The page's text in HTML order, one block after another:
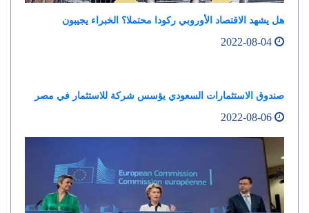
هل يشهد الاقتصاد الأوروبي ركودا محتملا؟ الخبراء يجيبون
صندوق الاستثمارات السعودي يؤسس شركة للاستثمار في مصر